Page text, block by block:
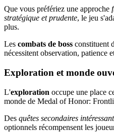
Que vous préfériez une approche
stratégique et prudente, le jeu
plus.
Les combats de boss constituent
nécessitent observation, patience
Exploration et monde
L'exploration occupe une place
monde de Medal of Honor:
Des quêtes secondaires
optionnels récompensent les